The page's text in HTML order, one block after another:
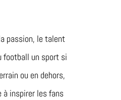
passion, le talent
football un sport si
ou en dehors,
à inspirer les fans